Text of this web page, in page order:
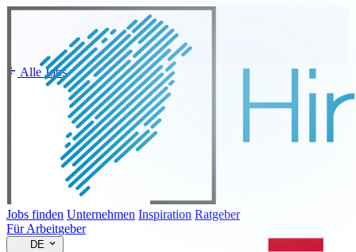
Jobs finden Unternehmen Inspiration Ratgeber
Für Arbeitgeber
DE
Alle Jobs